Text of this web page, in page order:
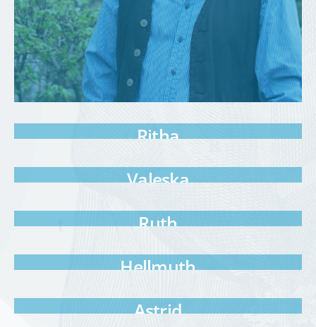
Ritha
Valeska
Ruth
Hellmuth
Astrid